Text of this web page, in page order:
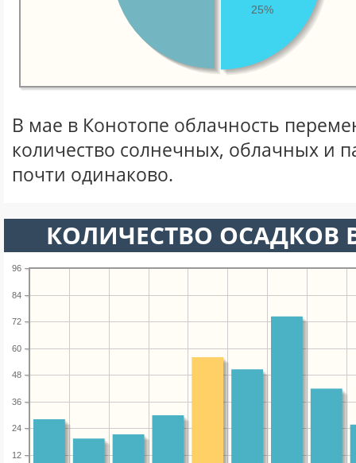
25%
В мае в Конотопе облачность
количество солнечных, облачных и
почти одинаково.
КОЛИЧЕСТВО ОСАДКОВ
12
24
36
48
60
72
84
96